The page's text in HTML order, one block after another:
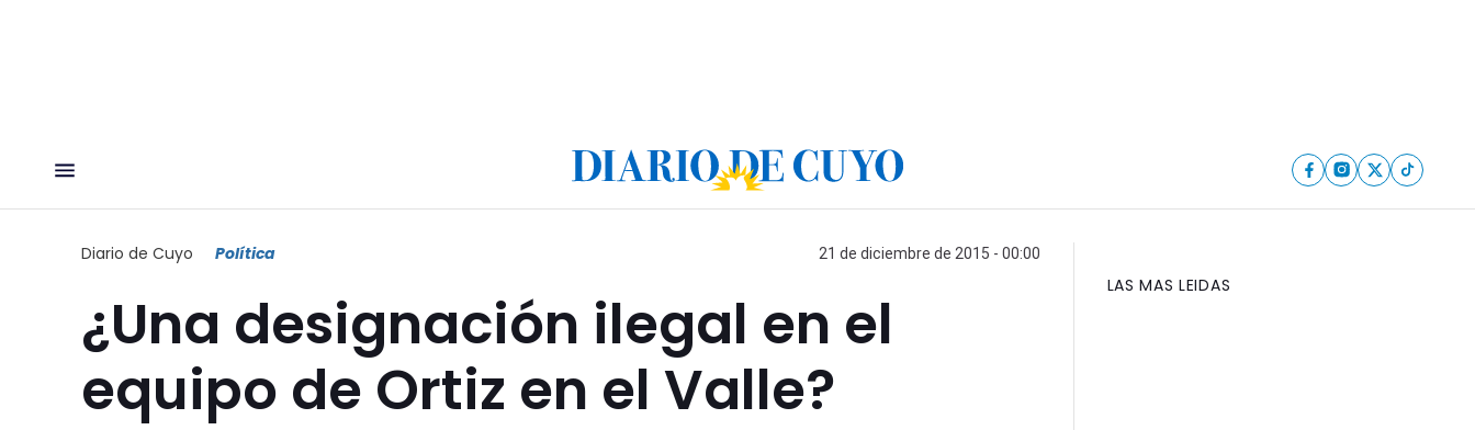
Diario de Cuyo Política 21 de diciembre de 2015 - 00:00
¿Una designación ilegal en el
equipo de Ortiz en el Valle?
LAS MAS LEIDAS